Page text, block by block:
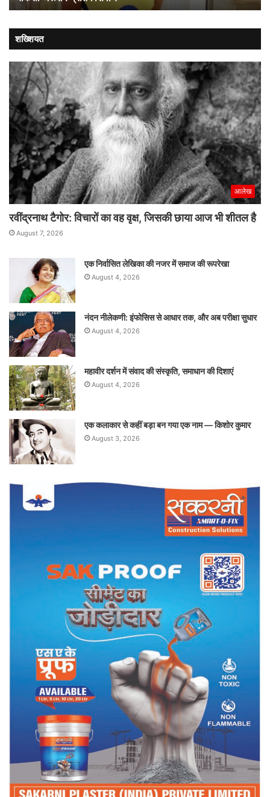
किले
मजबूती
से
चौकसी
जरूरी
:
प्रीतम
सिवाच
शख्शियत
आलेख
रवींद्रनाथ टैगोर: विचारों का वह वृक्ष, जिसकी छाया आज भी शीतल है
August 7, 2026
एक निर्वासित लेखिका की नजर में समाज की रूपरेखा
August 4, 2026
नंदन नीलेकणी: इंफोसिस से आधार तक, और अब परीक्षा सुधार
August 4, 2026
महावीर दर्शन में संवाद की संस्कृति, समाधान की दिशाएं
August 4, 2026
एक कलाकार से कहीं बड़ा बन गया एक नाम — किशोर कुमार
August 3, 2026